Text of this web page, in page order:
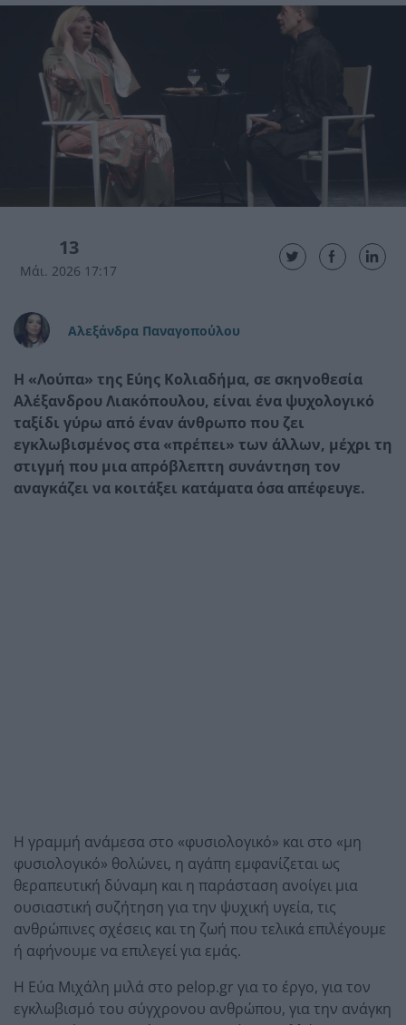
13
Μάι. 2026 17:17
Αλεξάνδρα Παναγοπούλου
Η «Λούπα» της Εύης Κολιαδήμα, σε σκηνοθεσία
Αλέξανδρου Λιακόπουλου, είναι ένα ψυχολογικό
ταξίδι γύρω από έναν άνθρωπο που ζει
εγκλωβισμένος στα «πρέπει» των άλλων, μέχρι τη
στιγμή που μια απρόβλεπτη συνάντηση τον
αναγκάζει να κοιτάξει κατάματα όσα απέφευγε.
Η γραμμή ανάμεσα στο «φυσιολογικό» και στο «μη
φυσιολογικό» θολώνει, η αγάπη εμφανίζεται ως
θεραπευτική δύναμη και η παράσταση ανοίγει μια
ουσιαστική συζήτηση για την ψυχική υγεία, τις
ανθρώπινες σχέσεις και τη ζωή που τελικά επιλέγουμε
ή αφήνουμε να επιλεγεί για εμάς.
Η Εύα Μιχάλη μιλά στο pelop.gr για το έργο, για τον
εγκλωβισμό του σύγχρονου ανθρώπου, για την ανάγκη